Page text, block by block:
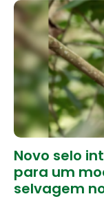
Novo selo
para um
selvagem